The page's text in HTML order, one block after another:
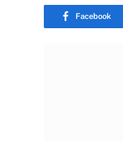
Facebook